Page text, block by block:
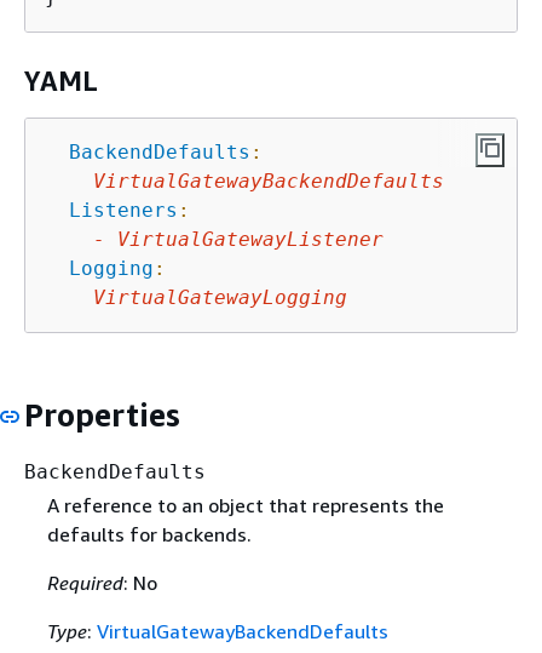
YAML
BackendDefaults :
VirtualGatewayBackendDefaults
Listeners :
-
VirtualGatewayListener
Logging :
VirtualGatewayLogging
Properties
BackendDefaults
A reference to an object that represents the
defaults for backends.
Required: No
Type: VirtualGatewayBackendDefaults